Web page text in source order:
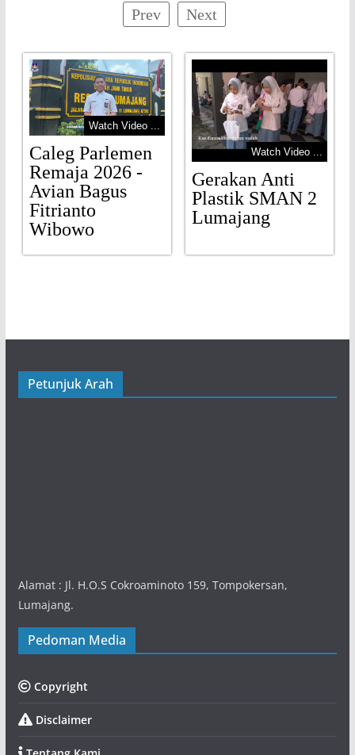
Prev Next
Watch Video ...
Caleg Parlemen
Remaja 2026 -
Avian Bagus
Fitrianto
Wibowo
Watch Video ...
Gerakan Anti
Plastik SMAN 2
Lumajang
Petunjuk Arah
Alamat : Jl. H.O.S Cokroaminoto 159, Tompokersan,
Lumajang.
Pedoman Media
Copyright
Disclaimer